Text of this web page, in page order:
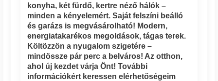
konyha, két fürdő, kertre néző hálók –
minden a kényelemért. Saját felszíni beálló
és garázs is megvásárolható! Modern,
energiatakarékos megoldások, tágas terek.
Költözzön a nyugalom szigetére –
mindössze pár perc a belváros! Az otthon,
ahol új kezdet várja Önt! További
információkért keressen elérhetőségeim